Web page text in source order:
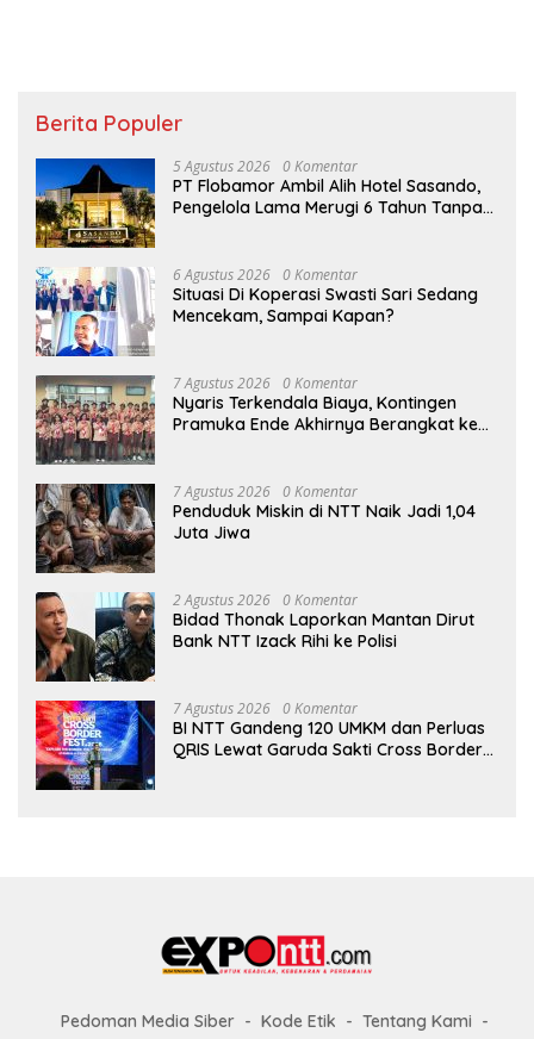
Berita Populer
5 Agustus 2026 0 Komentar
PT Flobamor Ambil Alih Hotel Sasando,
Pengelola Lama Merugi 6 Tahun Tanpa
6 Agustus 2026 0 Komentar
Situasi Di Koperasi Swasti Sari Sedang
Mencekam, Sampai Kapan?
7 Agustus 2026 0 Komentar
Nyaris Terkendala Biaya, Kontingen
Pramuka Ende Akhirnya Berangkat ke
7 Agustus 2026 0 Komentar
Penduduk Miskin di NTT Naik Jadi 1,04
Juta Jiwa
2 Agustus 2026 0 Komentar
Bidad Thonak Laporkan Mantan Dirut
Bank NTT Izack Rihi ke Polisi
7 Agustus 2026 0 Komentar
BI NTT Gandeng 120 UMKM dan Perluas
QRIS Lewat Garuda Sakti Cross Border
Pedoman Media Siber Kode Etik
Tentang Kami